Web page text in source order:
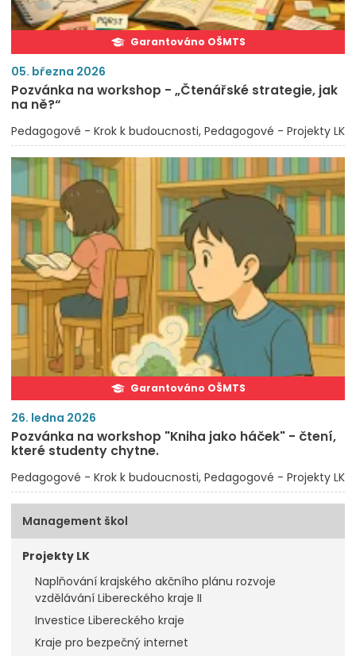
Garantováno OŠMTS
05. března 2026
Pozvánka na workshop - „Čtenářské strategie, jak
na ně?“
Pedagogové - Krok k budoucnosti Pedagogové - Projekty LK
Garantováno OŠMTS
26. ledna 2026
Pozvánka na workshop "Kniha jako háček" - čtení,
které studenty chytne.
Pedagogové - Krok k budoucnosti Pedagogové - Projekty LK
Management škol
Projekty LK
Naplňování krajského akčního plánu rozvoje
vzdělávání Libereckého kraje II
Investice Libereckého kraje
Kraje pro bezpečný internet